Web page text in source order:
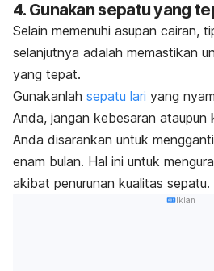
4. Gunakan sepatu yang
Selain memenuhi asupan cairan,
selanjutnya adalah memastikan
yang tepat.
Gunakanlah sepatu lari yang
Anda, jangan kebesaran ataupun
Anda disarankan untuk
enam bulan. Hal ini untuk
akibat penurunan kualitas sepatu.
Iklan